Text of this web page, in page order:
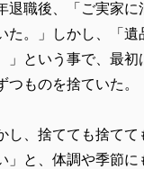
退職後、「ご実家
た。」しかし、「
」という事で、最
つものを捨ていた。
し、捨てても捨て
」と、体調や季節に